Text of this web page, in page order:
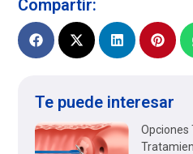
Compartir:
Te puede interesar
Opciones